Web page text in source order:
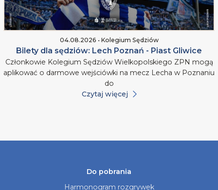
04.08.2026 • Kolegium Sędziów
Bilety dla sędziów: Lech Poznań - Piast Gliwice
Członkowie Kolegium Sędziów Wielkopolskiego ZPN mogą
aplikować o darmowe wejściówki na mecz Lecha w Poznaniu
do
Czytaj więcej
Do pobrania
Harmonogram rozgrywek